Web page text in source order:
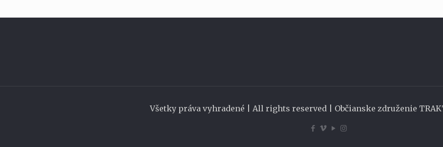
Všetky práva vyhradené | All rights reserved | Občianske združenie